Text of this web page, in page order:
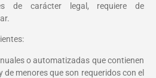
de carácter legal, requiere de
o automatizadas que contienen
menores que son requeridos con el